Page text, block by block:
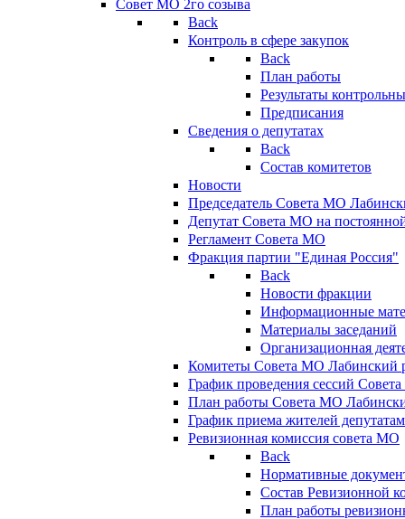
Совет МО 2го созыва
Back
Контроль в сфере закупок
Back
План работы
Результаты
Предписания
Сведения о депутатах
Back
Состав комитетов
Новости
Председатель Совета МО
Депутат Совета МО на
Регламент Совета МО
Фракция партии "Единая Россия"
Back
Новости фракции
Информационные
Материалы заседаний
Организационная
Комитеты Совета МО Лабинский
График проведения сессий
План работы Совета МО
График приема жителей
Ревизионная комиссия совета МО
Back
Нормативные
Состав Ревизионной
План работы